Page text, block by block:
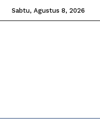
Sabtu, Agustus 8, 2026